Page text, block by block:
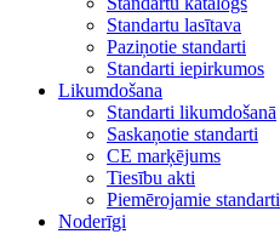
Standartu lasītava
Paziņotie standarti
Standarti iepirkumos
Likumdošana
Standarti likumdošanā
Saskaņotie standarti
CE marķējums
Tiesību akti
Piemērojamie standarti
Noderīgi